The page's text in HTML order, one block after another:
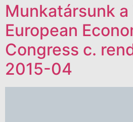
Munkatársunk a
European
Congress c.
2015-04